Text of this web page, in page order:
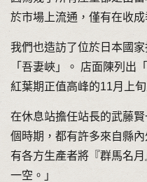
於市場上流通，僅有在收
我們也造訪了位於日本國
「吾妻峽」。 店面陳列出
紅葉期正值高峰的11月上
在休息站擔任站長的武藤
個時期，都有許多來自縣
有各方生產者將『群馬名
一空。」